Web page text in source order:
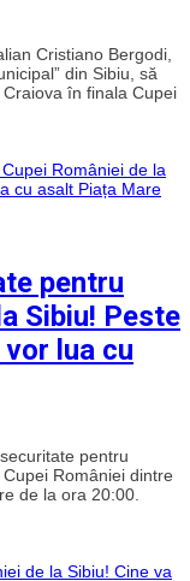
Cristiano Bergodi,
din Sibiu, să
în finala Cupei
pentru
Sibiu! Peste
vor lua cu
pentru
României dintre
de la ora 20:00.